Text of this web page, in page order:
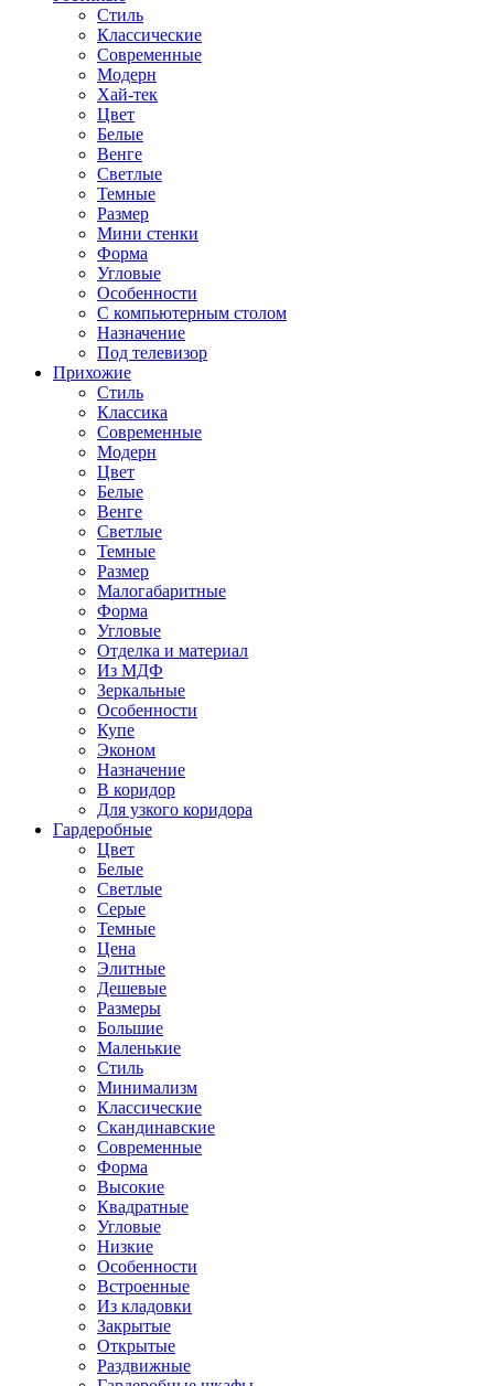
Стиль
Классические
Современные
Модерн
Хай-тек
Цвет
Белые
Венге
Светлые
Темные
Размер
Мини стенки
Форма
Угловые
Особенности
С компьютерным столом
Назначение
Под телевизор
Прихожие
Стиль
Классика
Современные
Модерн
Цвет
Белые
Венге
Светлые
Темные
Размер
Малогабаритные
Форма
Угловые
Отделка и материал
Из МДФ
Зеркальные
Особенности
Купе
Эконом
Назначение
В коридор
Для узкого коридора
Гардеробные
Цвет
Белые
Светлые
Серые
Темные
Цена
Элитные
Дешевые
Размеры
Большие
Маленькие
Стиль
Минимализм
Классические
Скандинавские
Современные
Форма
Высокие
Квадратные
Угловые
Низкие
Особенности
Встроенные
Из кладовки
Закрытые
Открытые
Раздвижные